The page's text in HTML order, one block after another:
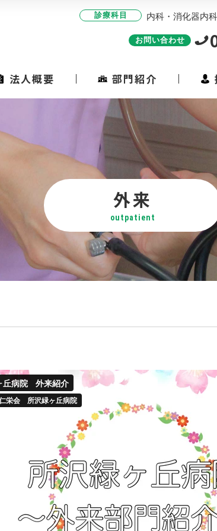
診療科目 内科・消化器内
お問い合わせ
法人概要 部門紹介
外来
outpatient